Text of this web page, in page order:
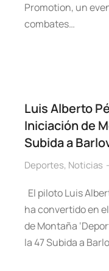
Promotion, un
combates…
Luis Alberto
Iniciación de
Subida a
Deportes, Noticias
El piloto Luis
ha convertido en
de Montaña
la 47 Subida a